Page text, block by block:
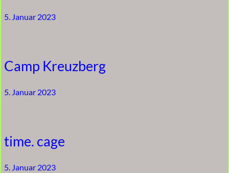
5. Januar 2023
Camp Kreuzberg
5. Januar 2023
time. cage
5. Januar 2023